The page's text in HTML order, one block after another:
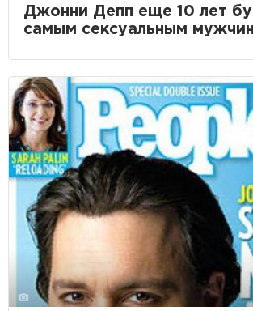
Джонни Депп еще 10 лет
самым сексуальным